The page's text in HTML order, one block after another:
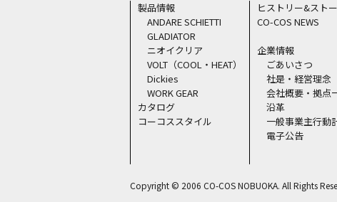
製品情報
ANDARE SCHIETTI
GLADIATOR
ニオイクリア
VOLT（COOL・HEAT）
Dickies
WORK GEAR
カタログ
コーコススタイル
ヒストリー&スト
CO-COS NEWS
企業情報
ごあいさつ
社是・経営理念
会社概要・拠点
沿革
一般事業主行動
電子公告
Copyright © 2006 CO-COS NOBUOKA. All Rights